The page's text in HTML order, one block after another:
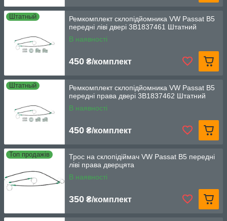
Штатный
Ремкомплект склопідйомника VW Passat B5
передні ліві двері 3B1837461 Штатний
В наявності
450 ₴/комплект
Штатный
Ремкомплект склопідйомника VW Passat B5
передні права двері 3B1837462 Штатний
В наявності
450 ₴/комплект
Топ продажів
Трос на склопідіймач VW Passat B5 передні
ліві права дверцята
В наявності
350 ₴/комплект